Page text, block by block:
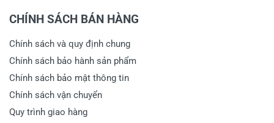
CHÍNH SÁCH BÁN HÀNG
Chính sách và quy định chung
Chính sách bảo hành sản phẩm
Chính sách bảo mật thông tin
Chính sách vận chuyển
Quy trình giao hàng